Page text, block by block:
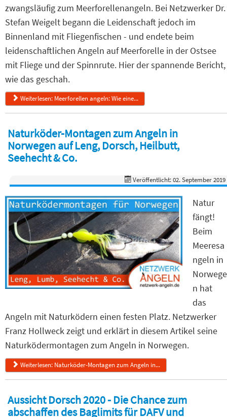
zwangsläufig zum Meerforellenangeln. Bei Netzwerker Dr.
Stefan Weigelt begann die Leidenschaft jedoch im
Binnenland mit Fliegenfischen - und endete beim
leidenschaftlichen Angeln auf Meerforelle in der Ostsee
mit Fliege und der Spinnrute. Hier der spannende Bericht,
wie das geschah.
Weiterlesen: Meerforellen angeln: Wie eine...
Naturköder-Montagen zum Angeln in
Norwegen auf Leng, Dorsch, Heilbutt,
Seehecht & Co.
Veröffentlicht: 02. September 2019
Natur
fängt!
Beim
Meeresa
ngeln in
Norwege
n hat
das
Angeln mit Naturködern einen festen Platz. Netzwerker
Franz Hollweck zeigt und erklärt in diesem Artikel seine
Naturködermontagen zum Angeln in Norwegen.
Weiterlesen: Naturköder-Montagen zum Angeln in...
Aussicht Dorsch 2020 - Die Chance zum
abschaffen des Baglimits für DAFV und